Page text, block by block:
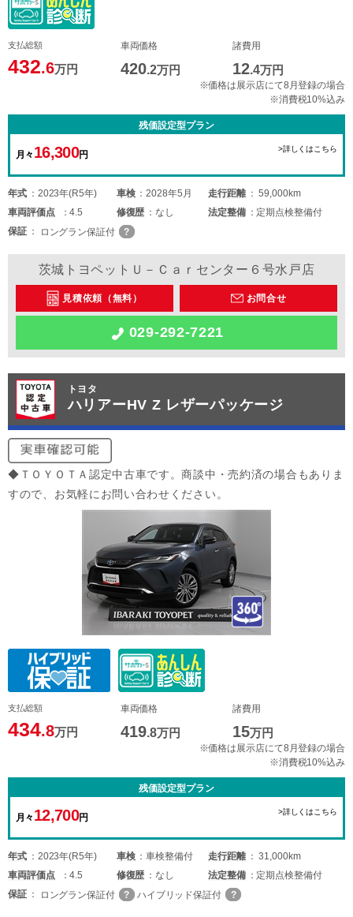
支払総額
432.6万円
車両価格
420.2万円
諸費用
12.4万円
※価格は展示店にて8月登録の場合
※消費税10%込み
残価設定型プラン
月々 16,300円
>詳しくはこちら
年式 2023年(R5年) 車検 2028年5月 走行距離
59,000km
車両評価点 4.5 修復歴 なし 法定整備
定期点検整備付
保証
ロングラン保証付
茨城トヨペットＵ－Ｃａｒセンター６号水戸店
見積依頼（無料） お問合せ
029-292-7221
トヨタ
ハリアーHV Z レザーパッケージ
◆ＴＯＹＯＴＡ認定中古車です。商談中・売約済の場合もありま
すので、お気軽にお問い合わせください。
支払総額
434.8万円
車両価格
419.8万円
諸費用
15万円
※価格は展示店にて8月登録の場合
※消費税10%込み
残価設定型プラン
月々 12,700円
>詳しくはこちら
年式 2023年(R5年) 車検 車検整備付 走行距離
31,000km
車両評価点 4.5 修復歴 なし 法定整備
定期点検整備付
保証
ロングラン保証付 ハイブリッド保証付